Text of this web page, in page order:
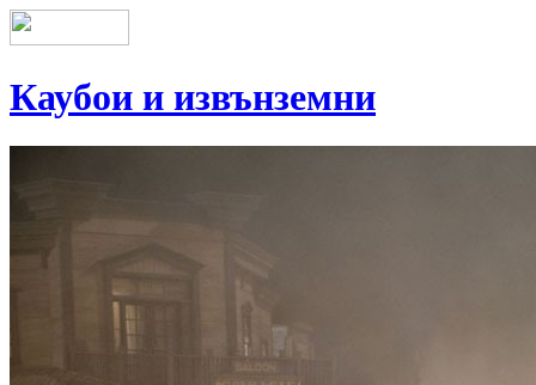
Каубои и извънземни